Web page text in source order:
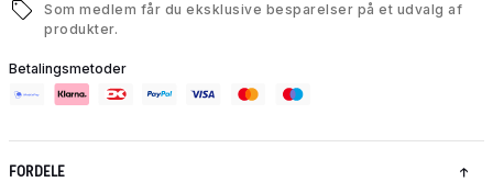
Som medlem får du eksklusive besparelser på et udvalg af
produkter.
Betalingsmetoder
FORDELE